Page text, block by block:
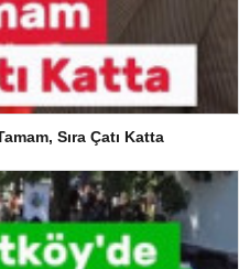
Sıra Çatı Katta